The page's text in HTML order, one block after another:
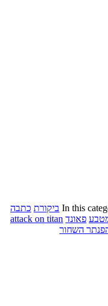
In this ביקורת כתבה
פאונד attack on titan
השחור